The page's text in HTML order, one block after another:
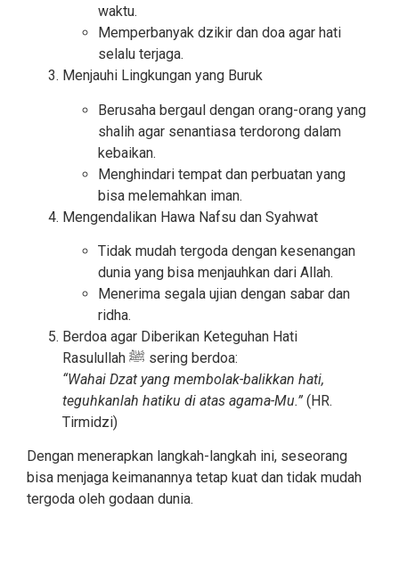
waktu.
Memperbanyak dzikir dan doa agar hati
selalu terjaga.
Menjauhi Lingkungan yang Buruk
Berusaha bergaul dengan orang-orang yang
shalih agar senantiasa terdorong dalam
kebaikan.
Menghindari tempat dan perbuatan yang
bisa melemahkan iman.
Mengendalikan Hawa Nafsu dan Syahwat
Tidak mudah tergoda dengan kesenangan
dunia yang bisa menjauhkan dari Allah.
Menerima segala ujian dengan sabar dan
ridha.
Berdoa agar Diberikan Keteguhan Hati
Rasulullah ﷺ sering berdoa:
“Wahai Dzat yang membolak-balikkan hati,
teguhkanlah hatiku di atas agama-Mu.” (HR.
Tirmidzi)
Dengan menerapkan langkah-langkah ini, seseorang
bisa menjaga keimanannya tetap kuat dan tidak mudah
tergoda oleh godaan dunia.